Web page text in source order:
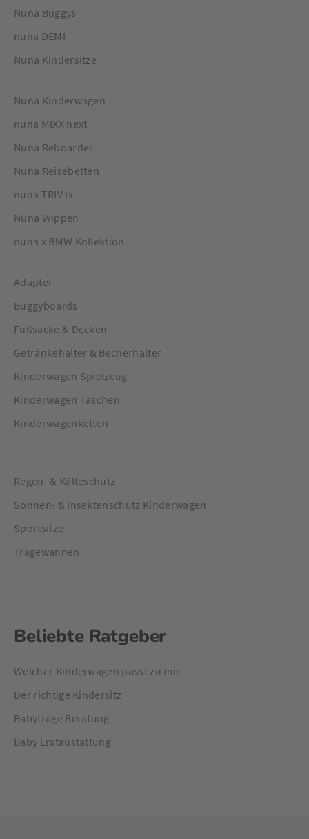
Nuna Buggys
nuna DEMI
Nuna Kindersitze
Nuna Kinderwagen
nuna MIXX next
Nuna Reboarder
Nuna Reisebetten
nuna TRIV lx
Nuna Wippen
nuna x BMW Kollektion
Adapter
Buggyboards
Fußsäcke & Decken
Getränkehalter & Becherhalter
Kinderwagen Spielzeug
Kinderwagen Taschen
Kinderwagenketten
Regen- & Kälteschutz
Sonnen- & Insektenschutz Kinderwagen
Sportsitze
Tragewannen
Beliebte Ratgeber
Welcher Kinderwagen passt zu mir
Der richtige Kindersitz
Babytrage Beratung
Baby Erstaustattung